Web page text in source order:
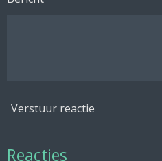
Verstuur reactie
Reacties